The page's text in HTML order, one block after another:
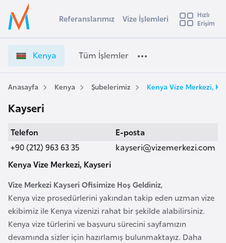
Ülke Seçimi
Başvuru yapmak istediğiniz ülkeyi seçin
Üye
Girişi
e
y
a
V
ş
e
m
e
r
i
e
t
Referanslarımız Vize İşlemleri
Hızlı
Erişim
Kenya Tüm İşlemler
Anasayfa Kenya Şubelerimiz Kenya Vize Merkezi,
Kayseri
Telefon
+90 (212) 963 63 35
E-posta
kayseri@vizemerkezi.com
Kenya Vize Merkezi, Kayseri
Vize Merkezi Kayseri Ofisimize Hoş Geldiniz,
Kenya vize prosedürlerini yakından takip eden uzman vize
ekibimiz ile Kenya vizenizi rahat bir şekilde alabilirsiniz.
Kenya vize türlerini ve başvuru sürecini sayfamızın
devamında sizler için hazırlamış bulunmaktayız. Daha
s
t
r
a
v
u
s
u
r
y
a